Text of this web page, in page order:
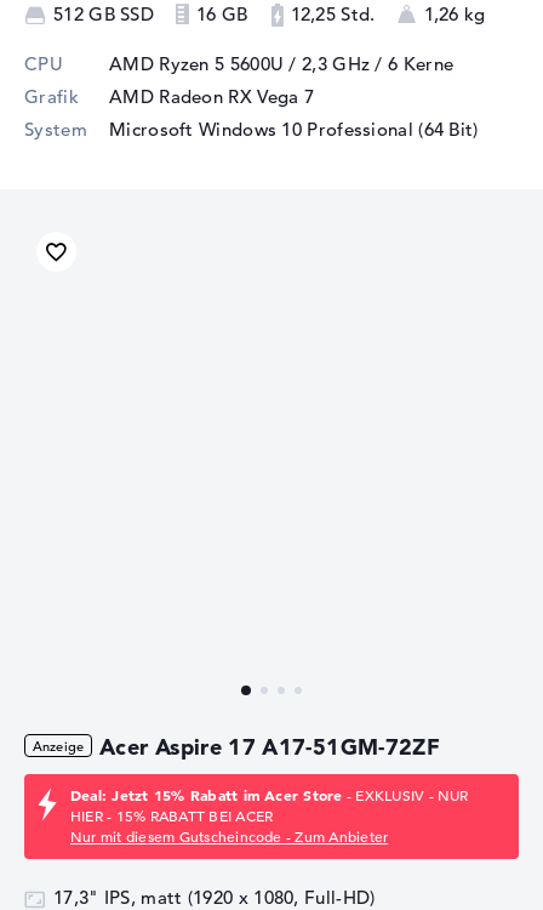
512 GB SSD
16 GB 12,25 Std. 1,26 kg
CPU AMD Ryzen 5 5600U / 2,3 GHz / 6 Kerne
Grafik
AMD Radeon RX Vega 7
System
Microsoft Windows 10 Professional (64 Bit)
Acer Aspire 17 A17-51GM-72ZF
Deal: Jetzt 15% Rabatt im Acer Store - EXKLUSIV - NUR
HIER - 15% RABATT BEI ACER
Nur mit diesem Gutscheincode - Zum Anbieter
17,3" IPS, matt (1920 x 1080, Full-HD)